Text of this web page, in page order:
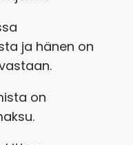
ja hänen on
on